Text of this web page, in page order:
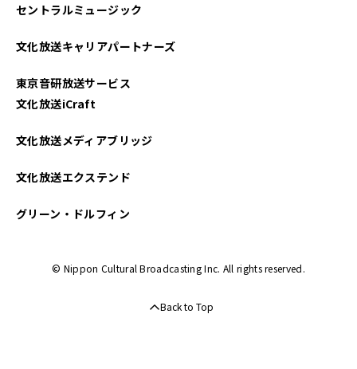
セントラルミュージック
文化放送キャリアパートナーズ
東京音研放送サービス
文化放送iCraft
文化放送メディアブリッジ
文化放送エクステンド
グリーン・ドルフィン
© Nippon Cultural Broadcasting Inc. All rights reserved.
Back to Top